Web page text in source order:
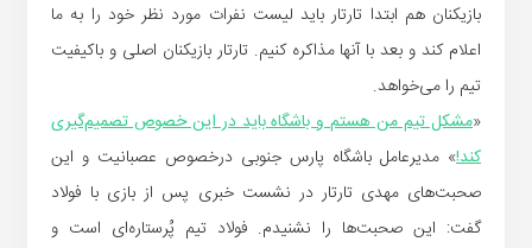
بازیکنان هم ابتدا تارتار باید لیست نفرات مورد نظر خود را به ما
اعلام کند و بعد با آنها مذاکره کنیم. تارتار بازیکنان اصلی و باکیفیت
تیم را می‌خواهد.
«مشکل تیم من هستم و باشگاه باید در این خصوص تصمیم‌گیری
کند!» مدیرعامل باشگاه پارس جنوبی درخصوص عصبانیت و این
صحبت‌های مهدی تارتار در نشست خبری پس از بازی با فولاد
گفت: این صحبت‌ها را نشنیدم. فولاد تیم پُرستاره‌ای است و